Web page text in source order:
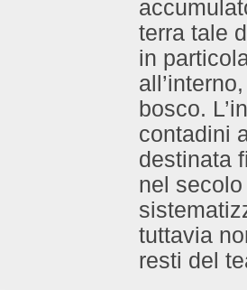
terra tale
in
bosco.
contadini
destinata
nel
tuttavia
resti del